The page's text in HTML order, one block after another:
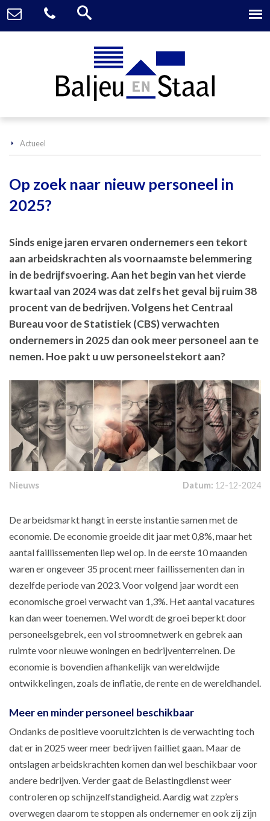
Actueel
Op zoek naar nieuw personeel in
2025?
Sinds enige jaren ervaren ondernemers een tekort
aan arbeidskrachten als voornaamste belemmering
in de bedrijfsvoering. Aan het begin van het vierde
kwartaal van 2024 was dat zelfs het geval bij ruim 38
procent van de bedrijven. Volgens het Centraal
Bureau voor de Statistiek (CBS) verwachten
ondernemers in 2025 dan ook meer personeel aan te
nemen. Hoe pakt u uw personeelstekort aan?
Nieuws Datum: 12-12-2024
De arbeidsmarkt hangt in eerste instantie samen met de
economie. De economie groeide dit jaar met 0,8%, maar het
aantal faillissementen liep wel op. In de eerste 10 maanden
waren er ongeveer 35 procent meer faillissementen dan in
dezelfde periode van 2023. Voor volgend jaar wordt een
economische groei verwacht van 1,3%. Het aantal vacatures
kan dan weer toenemen. Wel wordt de groei beperkt door
personeelsgebrek, een vol stroomnetwerk en gebrek aan
ruimte voor nieuwe woningen en bedrijventerreinen. De
economie is bovendien afhankelijk van wereldwijde
ontwikkelingen, zoals de inflatie, de rente en de wereldhandel.
Meer en minder personeel beschikbaar
Ondanks de positieve vooruitzichten is de verwachting toch
dat er in 2025 weer meer bedrijven failliet gaan. Maar de
ontslagen arbeidskrachten komen dan wel beschikbaar voor
andere bedrijven. Verder gaat de Belastingdienst weer
controleren op schijnzelfstandigheid. Aardig wat zzp’ers
overwegen daarom te stoppen als ondernemer en ook zij zijn